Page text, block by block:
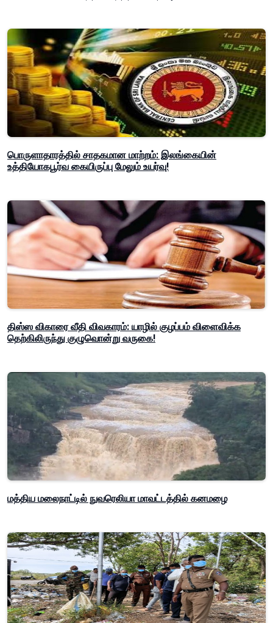
பொருளாதாரத்தில் சாதகமான மாற்றம்: இலங்கையின்
உத்தியோகபூர்வ கையிருப்பு மேலும் உயர்வு!
திஸ்ஸ விகாரை வீதி விவகாரம்: யாழில் குழப்பம் விளைவிக்க
தெற்கிலிருந்து குழுவொன்று வருகை!
மத்திய மலைநாட்டில் நுவரெலியா மாவட்டத்தில் கனமழை